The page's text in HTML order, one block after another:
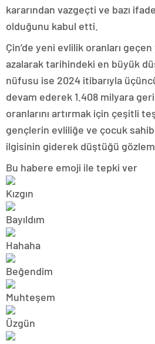
kararından vazgeçti ve bazı
olduğunu kabul etti.
Çin’de yeni evlilik oranları
azalarak tarihindeki en büyük
nüfusu ise 2024 itibarıyla
devam ederek 1.408 milyara
oranlarını artırmak için çeşitli
gençlerin evliliğe ve çocuk
ilgisinin giderek düştüğü
Bu habere emoji ile tepki ver